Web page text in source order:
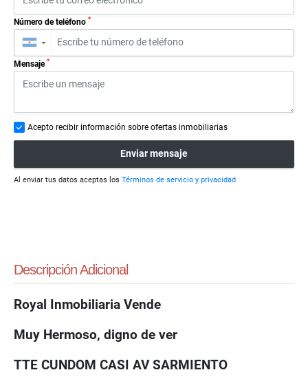
Número de teléfono *
▼
Mensaje *
Acepto recibir información sobre ofertas inmobiliarias
Enviar mensaje
Al enviar tus datos aceptas los Términos de servicio y privacidad
Descripción Adicional
Royal Inmobiliaria Vende
Muy Hermoso, digno de ver
TTE CUNDOM CASI AV SARMIENTO